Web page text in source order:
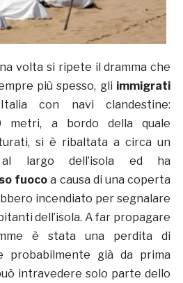
volta si ripete il dramma che
più spesso, gli immigrati
con navi clandestine:
metri, a bordo della quale
si è ribaltata a circa un
largo dell’isola ed ha
fuoco a causa di una coperta
incendiato per segnalare
dell’isola. A far propagare
è stata una perdita di
probabilmente già da prima
intravedere solo parte dello